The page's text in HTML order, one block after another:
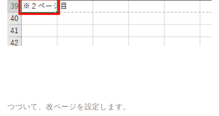
つづいて、改ページを設定します。